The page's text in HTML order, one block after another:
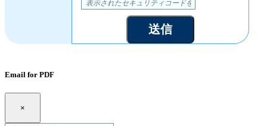
送信
Email for PDF
×